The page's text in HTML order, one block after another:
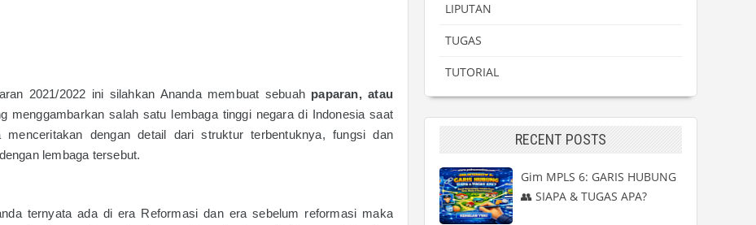
2021/2022 ini silahkan Ananda membuat sebuah paparan, atau
menggambarkan salah satu lembaga tinggi negara di Indonesia saat
dengan detail dari struktur terbentuknya, fungsi dan
lembaga tersebut.
ternyata ada di era Reformasi dan era sebelum reformasi maka
LIPUTAN
TUGAS
TUTORIAL
RECENT POSTS
Gim MPLS 6: GARIS HUBUNG
👥 SIAPA & TUGAS APA?